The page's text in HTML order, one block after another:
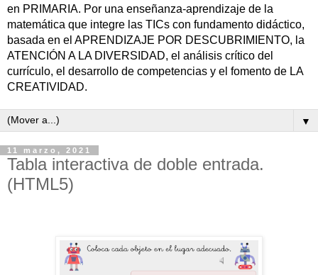
en PRIMARIA. Por una enseñanza-aprendizaje de la
matemática que integre las TICs con fundamento didáctico,
basada en el APRENDIZAJE POR DESCUBRIMIENTO, la
ATENCIÓN A LA DIVERSIDAD, el análisis crítico del
currículo, el desarrollo de competencias y el fomento de LA
CREATIVIDAD.
▼
11 marzo, 2021
Tabla interactiva de doble entrada.
(HTML5)